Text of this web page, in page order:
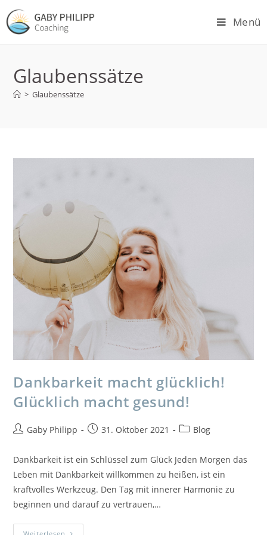
Zum
Inhalt
springen
Menü
Glaubenssätze
> Glaubenssätze
Dankbarkeit macht glücklich!
Glücklich macht gesund!
Beitrags-
Gaby Philipp
Beitrag31. Oktober 2021
Beitrags-
Blog
Dankbarkeit ist ein Schlüssel zum Glück Jeden Morgen das
Leben mit Dankbarkeit willkommen zu heißen, ist ein
kraftvolles Werkzeug. Den Tag mit innerer Harmonie zu
beginnen und darauf zu vertrauen,…